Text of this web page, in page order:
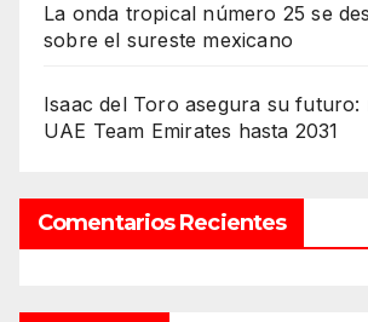
La onda tropical número 25 se
sobre el sureste mexicano
Isaac del Toro asegura su
UAE Team Emirates hasta 2031
Comentarios Recientes